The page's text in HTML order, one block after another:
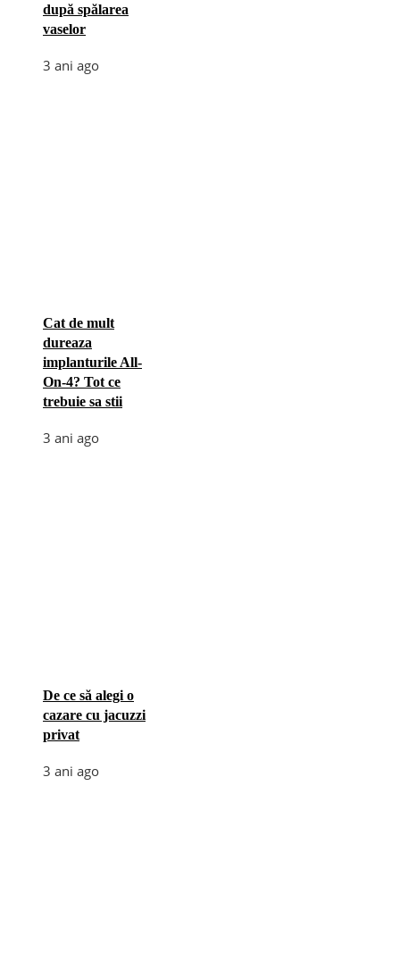
după spălarea
vaselor
3 ani ago
Cat de mult
dureaza
implanturile All-
On-4? Tot ce
trebuie sa stii
3 ani ago
De ce să alegi o
cazare cu jacuzzi
privat
3 ani ago